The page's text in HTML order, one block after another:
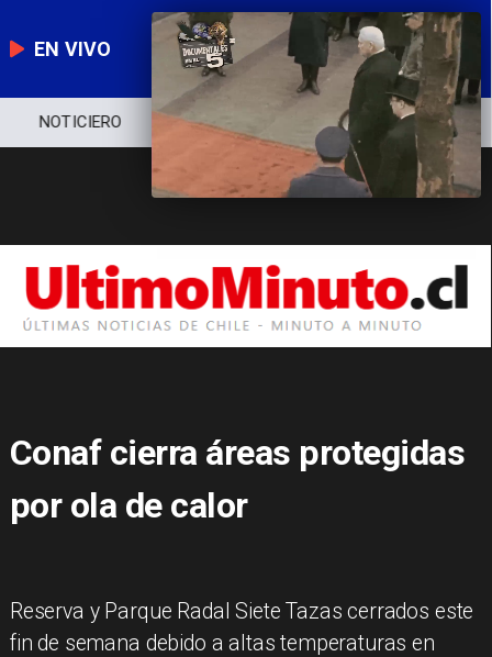
EN VIVO
NOTICIERO POLÍTICA ECONOMÍA
Conaf cierra áreas protegidas
por ola de calor
Reserva y Parque Radal Siete Tazas cerrados este
fin de semana debido a altas temperaturas en